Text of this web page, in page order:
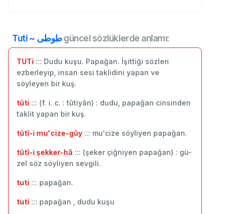
Tuti ~ طوطیgüncel sözlüklerde anlamı:
TUTi ::: Dudu kuşu. Papağan. İşittiği sözleri
ezberleyip, insan sesi taklidini yapan ve
söyleyen bir kuş.
tûti ::: (f. i. c. : tûtiyân) : dudu, papağan cinsinden
taklit yapan bir kuş.
tûtî-i mu'cize-gûy ::: mu'cize söyliyen papağan.
tûtî-i şekker-hâ ::: (şeker çiğniyen papağan) : gü-
zel söz söyliyen sevgili.
tuti ::: papağan.
tuti ::: papağan , dudu kuşu